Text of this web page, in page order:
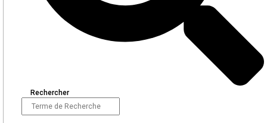
Rechercher